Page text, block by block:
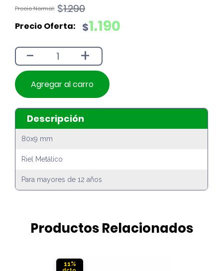
$1.290
El
original
$1.290.
$1.190
El
actual
$1.190.
- +
Agregar al carro
Descripción
80x9 mm
Riel Metálico
Para mayores de 12 años
Productos Relacionados
11%